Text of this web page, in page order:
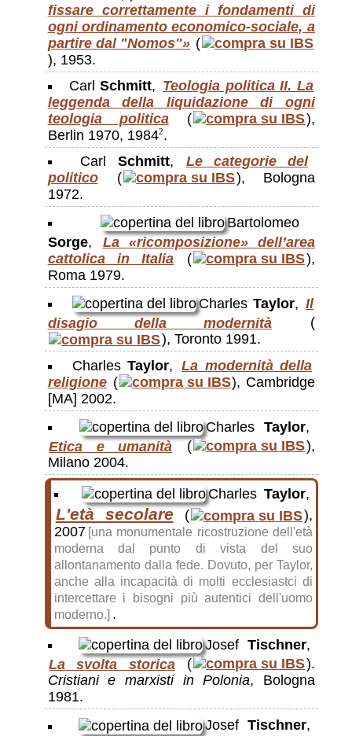
fissare correttamente i fondamenti di
ogni ordinamento economico-sociale, a
partire dal "Nomos"» (
), 1953.
CarlSchmitt, Teologia politica II. La
leggenda della liquidazione di ogni
teologia politica (
),
Berlin 1970, 19842.
Carl Schmitt,
Le categorie del
politico (
), Bologna
1972.
Bartolomeo
Sorge,
La «ricomposizione» dell’area
cattolica in Italia
(
),
Roma 1979.
CharlesTaylor, Il
disagio della modernità (
), Toronto 1991.
CharlesTaylor, La modernità della
religione (
), Cambridge
[MA] 2002.
CharlesTaylor,
Etica e umanità (
),
Milano 2004.
Charles Taylor,
L'età secolare (
),
2007 [una monumentale ricostruzione dell'età
moderna dal punto di vista del suo
allontanamento dalla fede. Dovuto, per Taylor,
anche alla incapacità di molti ecclesiastci di
intercettare i bisogni più autentici dell'uomo
moderno.] .
Josef Tischner,
La svolta storica (
).
Cristiani e marxisti in Polonia, Bologna
1981.
Josef Tischner,